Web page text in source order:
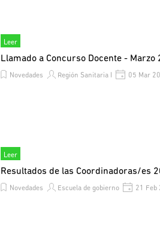
Leer
Llamado a Concurso Docente - Marzo
Novedades Región Sanitaria I 05 Mar
Leer
Resultados de las Coordinadoras/es
Novedades Escuela de gobierno 21 Feb